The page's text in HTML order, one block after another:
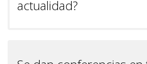
actualidad?